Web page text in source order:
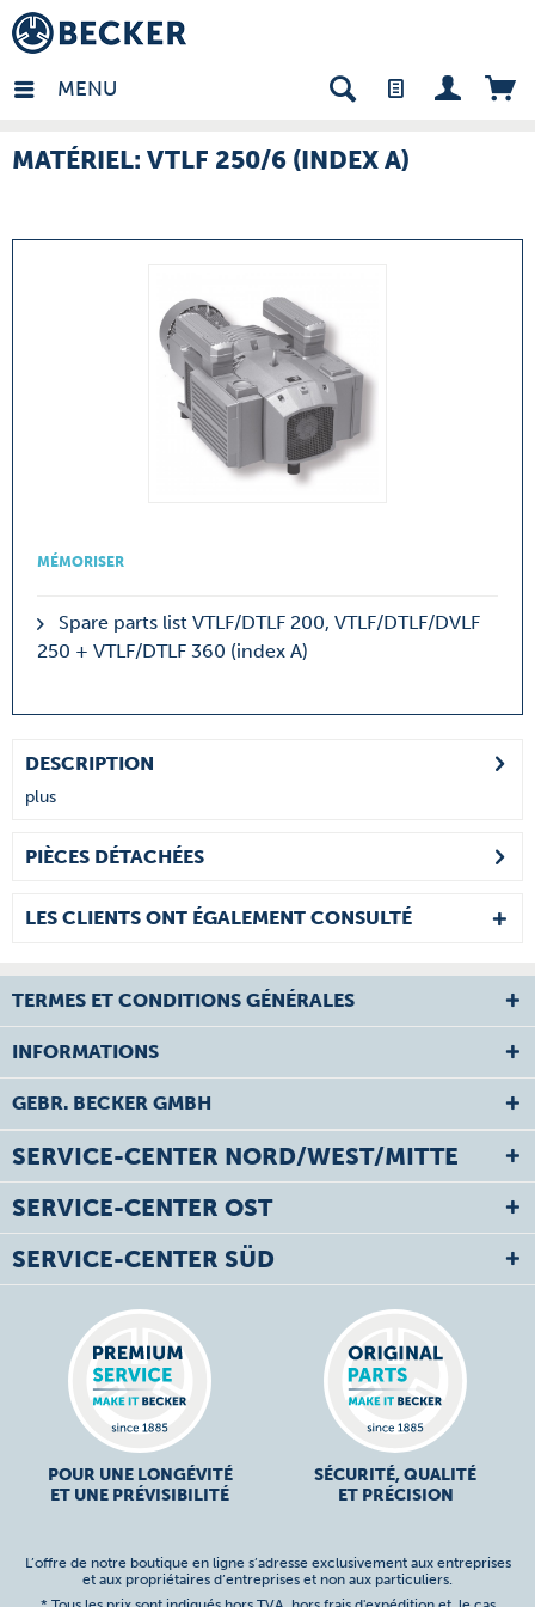
MENU
- FR
MATÉRIEL: VTLF 250/6 (INDEX A)
MÉMORISER
Spare parts list VTLF/DTLF 200, VTLF/DTLF/DVLF
250 + VTLF/DTLF 360 (index A)
DESCRIPTION
plus
PIÈCES DÉTACHÉES
LES CLIENTS ONT ÉGALEMENT CONSULTÉ
TERMES ET CONDITIONS GÉNÉRALES
INFORMATIONS
GEBR. BECKER GMBH
SERVICE-CENTER NORD/WEST/MITTE
SERVICE-CENTER OST
SERVICE-CENTER SÜD
POUR UNE LONGÉVITÉ
ET UNE PRÉVISIBILITÉ
SÉCURITÉ, QUALITÉ
ET PRÉCISION
L’offre de notre boutique en ligne s’adresse exclusivement aux entreprises
et aux propriétaires d’entreprises et non aux particuliers.